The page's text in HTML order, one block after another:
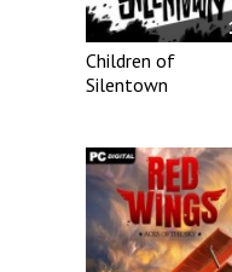
Children of
Silentown